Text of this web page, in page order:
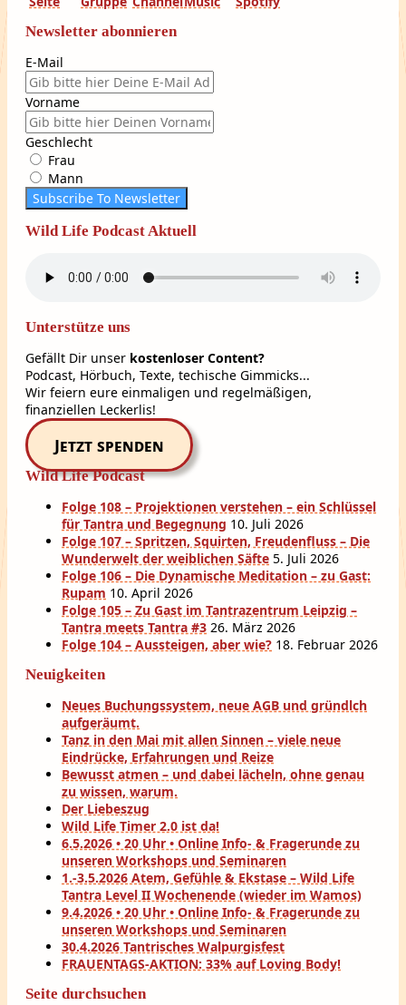
Newsletter abonnieren
E-Mail
Vorname
Geschlecht
Frau
Mann
Subscribe To Newsletter
Wild Life Podcast Aktuell
Unterstütze uns
Gefällt Dir unser kostenloser Content?
Podcast, Hörbuch, Texte, techische Gimmicks...
Wir feiern eure einmaligen und regelmäßigen,
finanziellen Leckerlis!
Jetzt spenden
Wild Life Podcast
Folge 108 – Projektionen verstehen – ein Schlüssel
für Tantra und Begegnung 10. Juli 2026
Folge 107 – Spritzen, Squirten, Freudenfluss – Die
Wunderwelt der weiblichen Säfte 5. Juli 2026
Folge 106 – Die Dynamische Meditation – zu Gast:
Rupam 10. April 2026
Folge 105 – Zu Gast im Tantrazentrum Leipzig –
Tantra meets Tantra #3 26. März 2026
Folge 104 – Aussteigen, aber wie? 18. Februar 2026
Neuigkeiten
Neues Buchungssystem, neue AGB und gründlch
aufgeräumt.
Tanz in den Mai mit allen Sinnen – viele neue
Eindrücke, Erfahrungen und Reize
Bewusst atmen – und dabei lächeln, ohne genau
zu wissen, warum.
Der Liebeszug
Wild Life Timer 2.0 ist da!
6.5.2026 • 20 Uhr • Online Info- & Fragerunde zu
unseren Workshops und Seminaren
1.-3.5.2026 Atem, Gefühle & Ekstase – Wild Life
Tantra Level II Wochenende (wieder im Wamos)
9.4.2026 • 20 Uhr • Online Info- & Fragerunde zu
unseren Workshops und Seminaren
30.4.2026 Tantrisches Walpurgisfest
FRAUENTAGS-AKTION: 33% auf Loving Body!
Seite durchsuchen